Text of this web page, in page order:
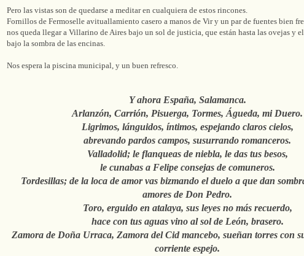
Pero las vistas son de quedarse a meditar en cualquiera de estos rincones.
Fornillos de Fermoselle avituallamiento casero a manos de Vir y un par de fuentes bien
nos queda llegar a Villarino de Aires bajo un sol de justicia, que están hasta las ovejas y
bajo la sombra de las encinas.
Nos espera la piscina municipal, y un buen refresco.
Y ahora España, Salamanca.
Arlanzón, Carrión, Pisuerga, Tormes, Águeda, mi Duero.
Ligrimos, lánguidos, íntimos, espejando claros cielos,
abrevando pardos campos, susurrando romanceros.
Valladolid; le flanqueas de niebla, le das tus besos,
le cunabas a Felipe consejas de comuneros.
Tordesillas; de la loca de amor vas bizmando el duelo a que dan
amores de Don Pedro.
Toro, erguido en atalaya, sus leyes no más recuerdo,
hace con tus aguas vino al sol de León, brasero.
Zamora de Doña Urraca, Zamora del Cid mancebo, sueñan torres con
corriente espejo.